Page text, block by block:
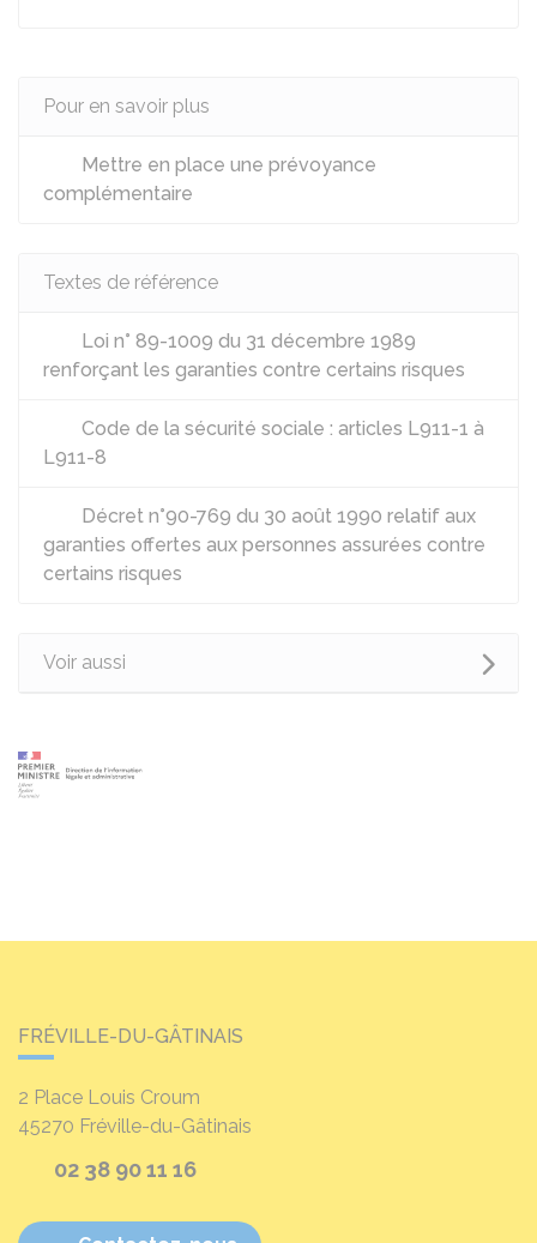
Pour en savoir plus
Mettre en place une prévoyance
complémentaire
Textes de référence
Loi n° 89-1009 du 31 décembre 1989
renforçant les garanties contre certains risques
Code de la sécurité sociale : articles L911-1 à
L911-8
Décret n°90-769 du 30 août 1990 relatif aux
garanties offertes aux personnes assurées contre
certains risques
Voir aussi
FRÉVILLE-DU-GÂTINAIS
2 Place Louis Croum
45270 Fréville-du-Gâtinais
02 38 90 11 16